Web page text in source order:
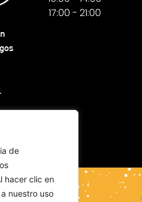
de
hacer clic en
nuestro uso
17:00 - 21:00